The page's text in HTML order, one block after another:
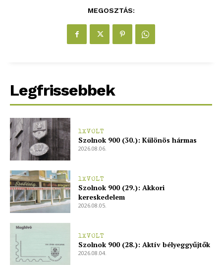
MEGOSZTÁS:
Legfrissebbek
1XVOLT
Szolnok 900 (30.): Különös hármas
2026.08.06.
1XVOLT
Szolnok 900 (29.): Akkori
kereskedelem
2026.08.05.
1XVOLT
Szolnok 900 (28.): Aktív bélyeggyűjtők
2026.08.04.